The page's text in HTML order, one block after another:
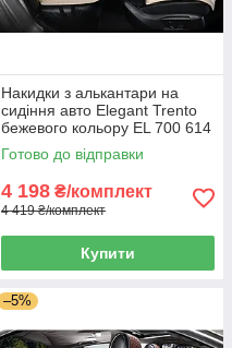
Накидки з алькантари на
сидіння авто Elegant Trento
бежевого кольору EL 700 614
Готово до відправки
4 198 ₴/комплект
4 419 ₴/комплект
Купити
–5%